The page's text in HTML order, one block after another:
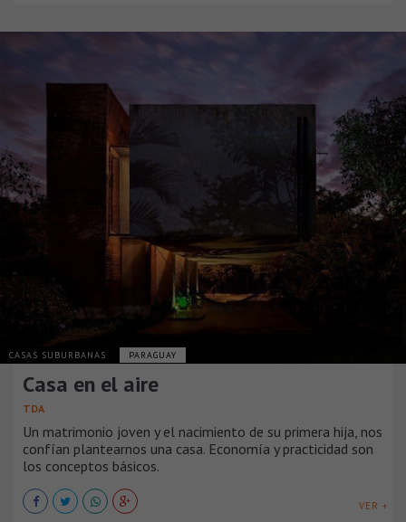
CASAS SUBURBANAS PARAGUAY
Casa en el aire
TDA
Un matrimonio joven y el nacimiento de su primera hija, nos
confían plantearnos una casa. Economía y practicidad son
los conceptos básicos.
VER +